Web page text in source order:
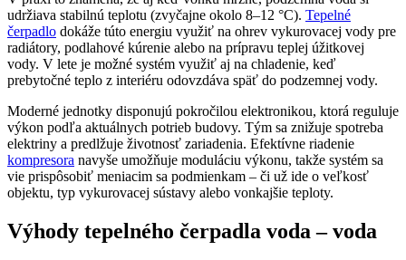
udržiava stabilnú teplotu (zvyčajne okolo 8–12 °C). Tepelné
čerpadlo dokáže túto energiu využiť na ohrev vykurovacej vody pre
radiátory, podlahové kúrenie alebo na prípravu teplej úžitkovej
vody. V lete je možné systém využiť aj na chladenie, keď
prebytočné teplo z interiéru odovzdáva späť do podzemnej vody.
Moderné jednotky disponujú pokročilou elektronikou, ktorá reguluje
výkon podľa aktuálnych potrieb budovy. Tým sa znižuje spotreba
elektriny a predlžuje životnosť zariadenia. Efektívne riadenie
kompresora navyše umožňuje moduláciu výkonu, takže systém sa
vie prispôsobiť meniacim sa podmienkam – či už ide o veľkosť
objektu, typ vykurovacej sústavy alebo vonkajšie teploty.
Výhody tepelného čerpadla voda – voda